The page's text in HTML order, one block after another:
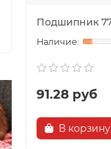
для ..
Подшипник
91.28 руб
В корзину